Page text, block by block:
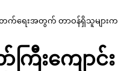
းတက်ရေးအတွက် တာဝန်ရှိသူများက
ြီးကျောင်း